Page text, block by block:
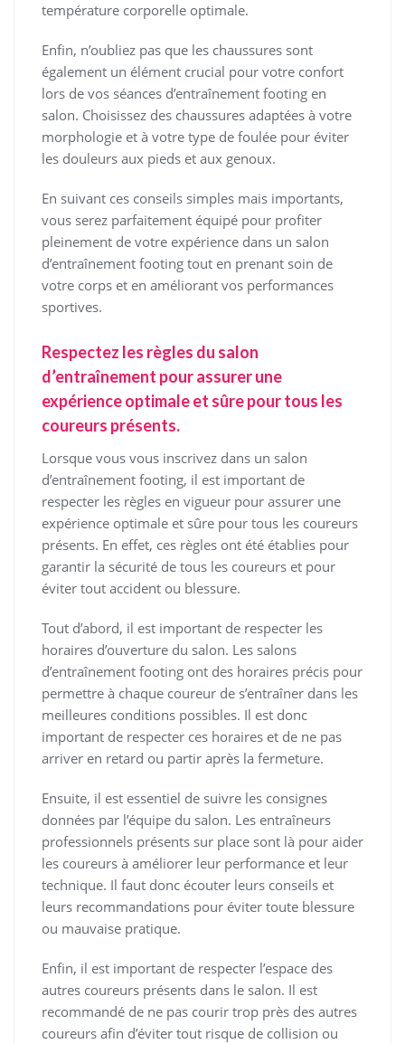
température corporelle optimale.
Enfin, n’oubliez pas que les chaussures sont
également un élément crucial pour votre confort
lors de vos séances d’entraînement footing en
salon. Choisissez des chaussures adaptées à votre
morphologie et à votre type de foulée pour éviter
les douleurs aux pieds et aux genoux.
En suivant ces conseils simples mais importants,
vous serez parfaitement équipé pour profiter
pleinement de votre expérience dans un salon
d’entraînement footing tout en prenant soin de
votre corps et en améliorant vos performances
sportives.
Respectez les règles du salon
d’entraînement pour assurer une
expérience optimale et sûre pour tous les
coureurs présents.
Lorsque vous vous inscrivez dans un salon
d’entraînement footing, il est important de
respecter les règles en vigueur pour assurer une
expérience optimale et sûre pour tous les coureurs
présents. En effet, ces règles ont été établies pour
garantir la sécurité de tous les coureurs et pour
éviter tout accident ou blessure.
Tout d’abord, il est important de respecter les
horaires d’ouverture du salon. Les salons
d’entraînement footing ont des horaires précis pour
permettre à chaque coureur de s’entraîner dans les
meilleures conditions possibles. Il est donc
important de respecter ces horaires et de ne pas
arriver en retard ou partir après la fermeture.
Ensuite, il est essentiel de suivre les consignes
données par l’équipe du salon. Les entraîneurs
professionnels présents sur place sont là pour aider
les coureurs à améliorer leur performance et leur
technique. Il faut donc écouter leurs conseils et
leurs recommandations pour éviter toute blessure
ou mauvaise pratique.
Enfin, il est important de respecter l’espace des
autres coureurs présents dans le salon. Il est
recommandé de ne pas courir trop près des autres
coureurs afin d’éviter tout risque de collision ou